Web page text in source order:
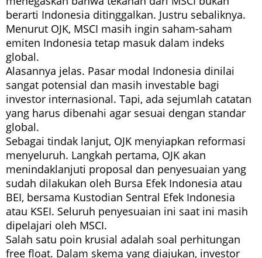
berarti Indonesia ditinggalkan. Justru sebaliknya.
Menurut OJK, MSCI masih ingin saham-saham
emiten Indonesia tetap masuk dalam indeks
global.
Alasannya jelas. Pasar modal Indonesia dinilai
sangat potensial dan masih investable bagi
investor internasional. Tapi, ada sejumlah catatan
yang harus dibenahi agar sesuai dengan standar
global.
Sebagai tindak lanjut, OJK menyiapkan reformasi
menyeluruh. Langkah pertama, OJK akan
menindaklanjuti proposal dan penyesuaian yang
sudah dilakukan oleh Bursa Efek Indonesia atau
BEI, bersama Kustodian Sentral Efek Indonesia
atau KSEI. Seluruh penyesuaian ini saat ini masih
dipelajari oleh MSCI.
Salah satu poin krusial adalah soal perhitungan
free float. Dalam skema yang diajukan, investor